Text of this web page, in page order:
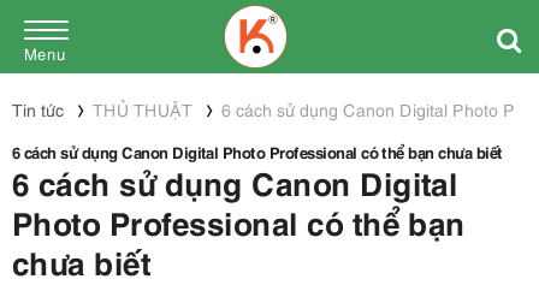
Menu
Tin tức THỦ THUẬT
6 cách sử dụng Canon Digital Photo
6 cách sử dụng Canon Digital Photo Professional có thể bạn chưa biết
6 cách sử dụng Canon Digital
Photo Professional có thể bạn
chưa biết